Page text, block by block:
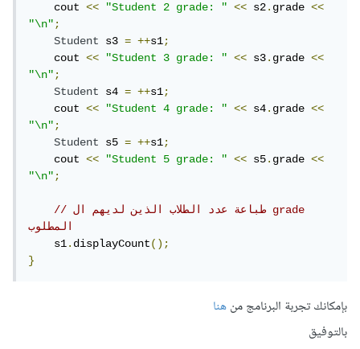
    cout
<< "Student 2 grade: " << s2.grade <<
"\n";
Student
s3 = ++s1;
    cout
<< "Student 3 grade: " << s3.grade <<
"\n";
Student
s4 = ++s1;
    cout
<< "Student 4 grade: " << s4.grade <<
"\n";
Student
s5 = ++s1;
    cout
<< "Student 5 grade: " << s5.grade <<
"\n";
// طباعة عدد الطلاب الذين لديهم ال grade
المطلوب
    s1
.displayCount();
}
بإمكانك تجربة البرنامج منهنا
بالتوفيق